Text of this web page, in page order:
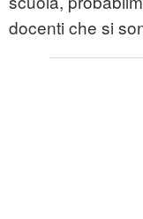
docenti che si